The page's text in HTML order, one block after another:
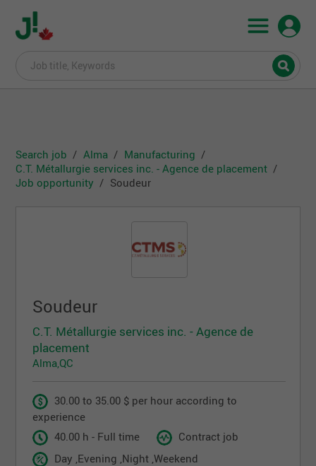
Search job Alma
Manufacturing
C.T. Métallurgie services inc. - Agence de placement
Job opportunity
Soudeur
Soudeur
C.T. Métallurgie services inc. - Agence de
placement
Alma,QC
30.00 to 35.00 $ per hour according to
experience
40.00 h - Full time
Contract job
Day ,Evening ,Night ,Weekend